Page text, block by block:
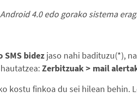
Android 4.0 edo gorako sistema
SMS bidez jaso nahi badituzu(*),
Zerbitzuak > mail
kostu finkoa du sei hilean behin.